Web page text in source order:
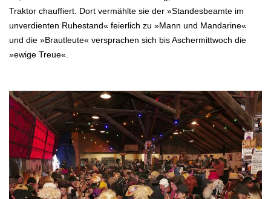
Traktor chauffiert . Dort vermählte sie der »Standesbeamte im
unverdienten Ruhestand« feierlich zu »Mann und Mandarine«
und die »Brautleute« versprachen sich bis Aschermittwoch die
»ewige Treue«.